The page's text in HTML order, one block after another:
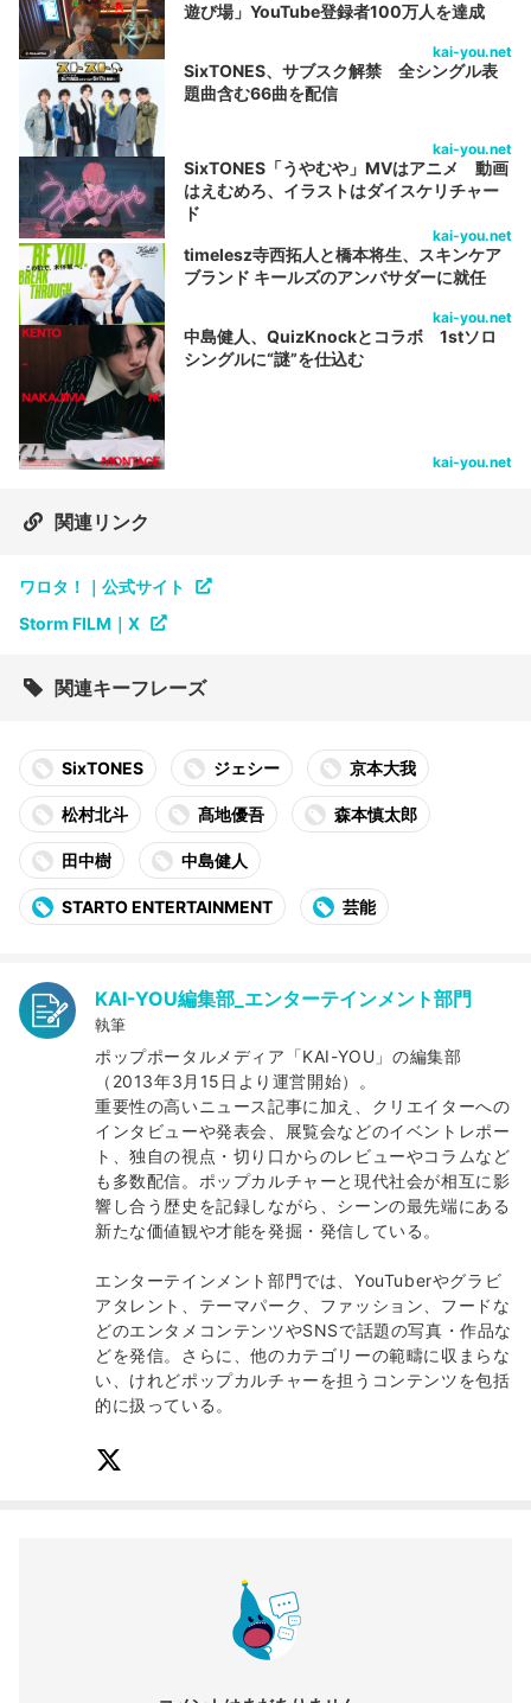
遊び場」YouTube登録者100万人を達成
kai-you.net
SixTONES、サブスク解禁 全シングル表
題曲含む66曲を配信
kai-you.net
SixTONES「うやむや」MVはアニメ 動画
はえむめろ、イラストはダイスケリチャー
ド
kai-you.net
timelesz寺西拓人と橋本将生、スキンケア
ブランド キールズのアンバサダーに就任
kai-you.net
中島健人、QuizKnockとコラボ 1stソロ
シングルに“謎”を仕込む
kai-you.net
関連リンク
ワロタ！｜公式サイト
Storm FILM｜X
関連キーフレーズ
SixTONES ジェシー 京本大我
松村北斗 髙地優吾 森本慎太郎
田中樹 中島健人
STARTO ENTERTAINMENT 芸能
KAI-YOU編集部_エンターテインメント部門
執筆
ポップポータルメディア「KAI-YOU」の編集部
（2013年3月15日より運営開始）。
重要性の高いニュース記事に加え、クリエイターへの
インタビューや発表会、展覧会などのイベントレポー
ト、独自の視点・切り口からのレビューやコラムなど
も多数配信。ポップカルチャーと現代社会が相互に影
響し合う歴史を記録しながら、シーンの最先端にある
新たな価値観や才能を発掘・発信している。
エンターテインメント部門では、YouTuberやグラビ
アタレント、テーマパーク、ファッション、フードな
どのエンタメコンテンツやSNSで話題の写真・作品な
どを発信。さらに、他のカテゴリーの範疇に収まらな
い、けれどポップカルチャーを担うコンテンツを包括
的に扱っている。